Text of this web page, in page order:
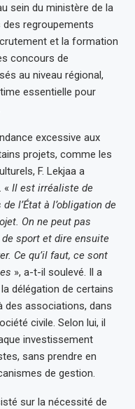
sein du ministère de la
des regroupements
et la formation
concours de
au niveau régional,
essentielle pour
excessive aux
projets, comme les
F. Lekjaa a
« Il est irréaliste de
l’État à l’obligation de
On ne peut pas
sport et dire ensuite
Ce qu’il faut, ce sont
», a-t-il soulevé. Il a
délégation de certains
des associations, dans
civile. Selon lui, il
investissement
sans prendre en
de gestion.
sur la nécessité de